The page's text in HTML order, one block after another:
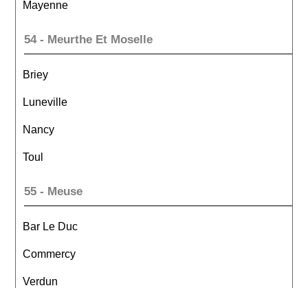
Mayenne
54 - Meurthe Et Moselle
Briey
Luneville
Nancy
Toul
55 - Meuse
Bar Le Duc
Commercy
Verdun